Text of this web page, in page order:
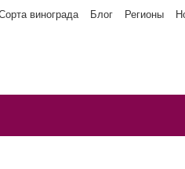
винограда Блог Регионы